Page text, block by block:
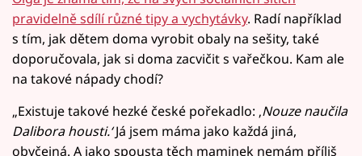
pravidelně sdílí různé tipy a vychytávky. Radí například
s tím, jak dětem doma vyrobit obaly na sešity, také
doporučovala, jak si doma zacvičit s vařečkou. Kam ale
na takové nápady chodí?
„Existuje takové hezké české pořekadlo: ‚Nouze naučila
Dalibora housti.‘Já jsem máma jako každá jiná,
obyčejná. A jako spousta těch maminek nemám příliš